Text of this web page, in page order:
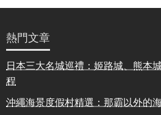
熱門文章
日本三大名城巡禮：姬路城、熊本
程
沖繩海景度假村精選：那霸以外的